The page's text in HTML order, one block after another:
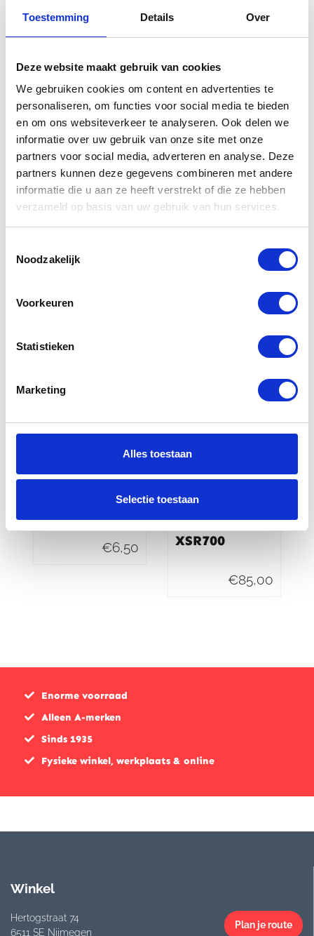
Toestemming Details Over
Deze website maakt gebruik van cookies
We gebruiken cookies om content en advertenties te
personaliseren, om functies voor social media te bieden
en om ons websiteverkeer te analyseren. Ook delen we
informatie over uw gebruik van onze site met onze
partners voor social media, adverteren en analyse. Deze
partners kunnen deze gegevens combineren met andere
informatie die u aan ze heeft verstrekt of die ze hebben
verzameld op basis van uw gebruik van hun services.
Noodzakelijk
Voorkeuren
Statistieken
Marketing
Alles toestaan
Selectie toestaan
Gerelateerde
producten
Slotset
Topkoffer city
296,00
€6,50
Yamaha Side
Stand Base
Extension Kit
XSR700
€85,00
Enorme voorraad
Alleen A-merken
Sinds 1935
Fysieke winkel, werkplaats & online
Winkel
Hertogstraat 74
6511 SE Nijmegen
Plan je route